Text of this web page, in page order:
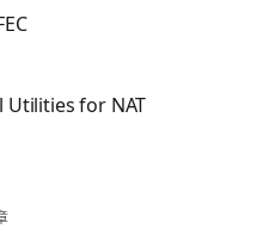
Utilities for NAT